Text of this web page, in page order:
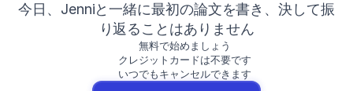
今日、Jenniと一緒に最初の論文を書き、決して振
り返ることはありません
無料で始めましょう
クレジットカードは不要です
いつでもキャンセルできます